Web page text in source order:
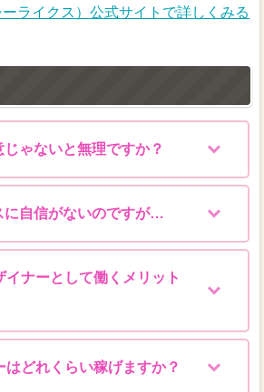
ライクス）公式サイトで詳しくみる
ゃないと無理ですか？
に自信がないのですが…
ナーとして働くメリット
どれくらい稼げますか？